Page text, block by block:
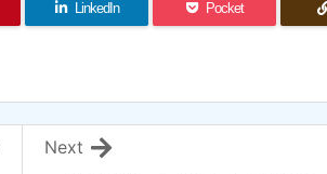
LinkedIn Pocket
Next